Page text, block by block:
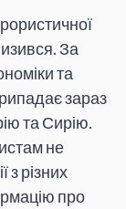
За
та
зараз
та Сирію.
не
з різних
про